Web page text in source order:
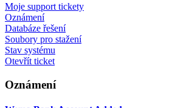
Moje support tickety
Oznámení
Databáze řešení
Soubory pro stažení
Stav systému
Otevřít ticket
Oznámení